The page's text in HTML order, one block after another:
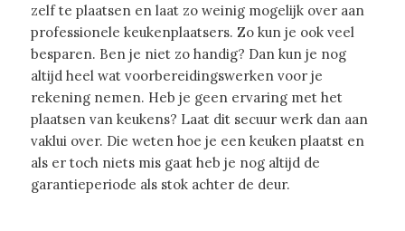
zelf te plaatsen en laat zo weinig mogelijk over aan
professionele keukenplaatsers. Zo kun je ook veel
besparen. Ben je niet zo handig? Dan kun je nog
altijd heel wat voorbereidingswerken voor je
rekening nemen. Heb je geen ervaring met het
plaatsen van keukens? Laat dit secuur werk dan aan
vaklui over. Die weten hoe je een keuken plaatst en
als er toch niets mis gaat heb je nog altijd de
garantieperiode als stok achter de deur.